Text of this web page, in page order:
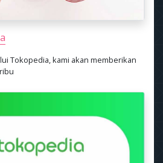
Tokopedia, kami akan memberikan